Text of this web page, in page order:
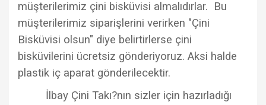
müşterilerimiz çini bisküvisi almalıdırlar. Bu
müşterilerimiz siparişlerini verirken "Çini
Bisküvisi olsun" diye belirtirlerse çini
bisküvilerini ücretsiz gönderiyoruz. Aksi halde
plastik iç aparat gönderilecektir.
İlbay Çini Takı?nın sizler için hazırladığı